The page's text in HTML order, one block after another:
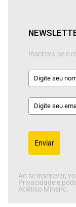
Inscreva-se e
Enviar
Ao se inscrever,
Privacidade e
Atlético Mineiro.